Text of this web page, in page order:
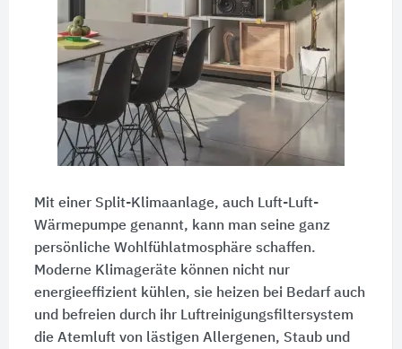
Mit einer Split-Klimaanlage, auch Luft-Luft-
Wärmepumpe genannt, kann man seine ganz
persönliche Wohlfühlatmosphäre schaffen.
Moderne Klimageräte können nicht nur
energieeffizient kühlen, sie heizen bei Bedarf auch
und befreien durch ihr Luftreinigungsfiltersystem
die Atemluft von lästigen Allergenen, Staub und